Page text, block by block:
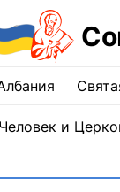
Человек и